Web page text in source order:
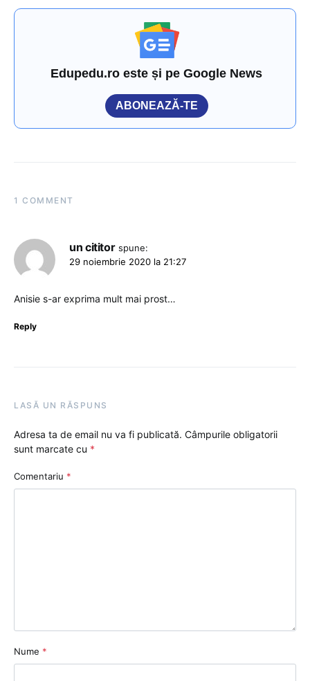
Edupedu.ro este și pe Google News
ABONEAZĂ-TE
1 COMMENT
un cititor spune:
29 noiembrie 2020 la 21:27
Anisie s-ar exprima mult mai prost…
Reply
LASĂ UN RĂSPUNS
Adresa ta de email nu va fi publicată. Câmpurile obligatorii
sunt marcate cu *
Comentariu *
Nume *